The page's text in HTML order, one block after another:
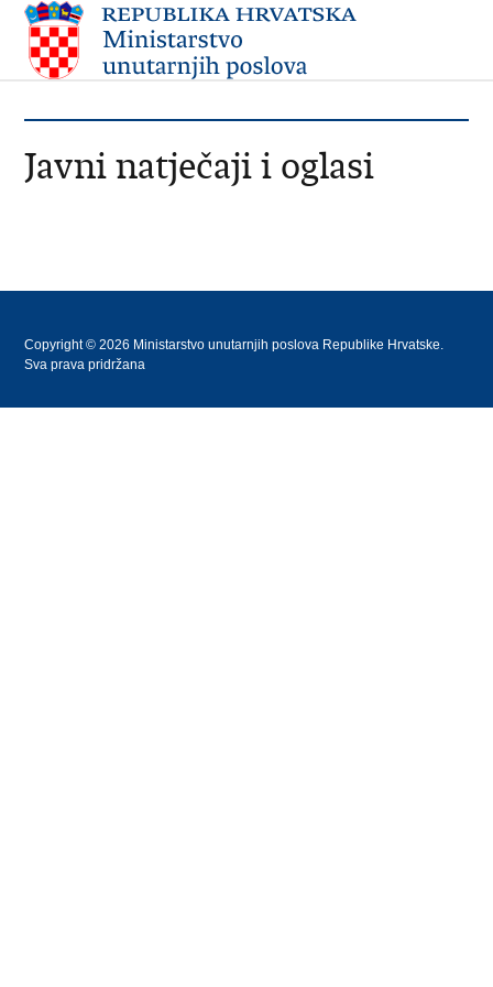
Javni natječaji i oglasi
Copyright © 2026 Ministarstvo unutarnjih poslova Republike Hrvatske.
Sva prava pridržana